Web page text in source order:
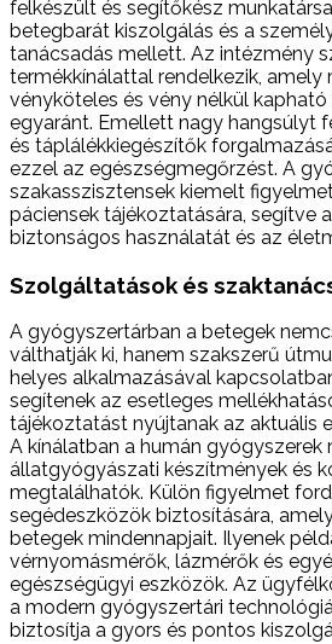
felkészült és segítőkész
betegbarát kiszolgálás és a
tanácsadás mellett. Az intézmény
termékkínálattal rendelkezik, amely
vényköteles és vény nélkül
egyaránt. Emellett nagy hangsúlyt
és táplálékkiegészítők
ezzel az egészségmegőrzést. A
szakasszisztensek kiemelt
páciensek tájékoztatására, segítve
biztonságos használatát és az
Szolgáltatások és
A gyógyszertárban a betegek
válthatják ki, hanem szakszerű
helyes alkalmazásával
segítenek az esetleges
tájékoztatást nyújtanak az aktuális
A kínálatban a humán gyógyszerek
állatgyógyászati készítmények és
megtalálhatók. Külön figyelmet
segédeszközök biztosítására,
betegek mindennapjait. Ilyenek
vérnyomásmérők, lázmérők és
egészségügyi eszközök. Az
a modern gyógyszertári
biztosítja a gyors és pontos